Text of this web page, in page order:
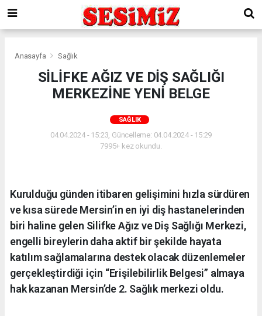
Anasayfa Sağlık
SİLİFKE AĞIZ VE DİŞ SAĞLIĞI
MERKEZİNE YENİ BELGE
SAĞLIK
04.04.2024 - 15:23, Güncelleme: 04.04.2024 - 15:29
7995+ kez okundu.
Kurulduğu günden itibaren gelişimini hızla sürdüren
ve kısa sürede Mersin’in en iyi diş hastanelerinden
biri haline gelen Silifke Ağız ve Diş Sağlığı Merkezi,
engelli bireylerin daha aktif bir şekilde hayata
katılım sağlamalarına destek olacak düzenlemeler
gerçekleştirdiği için “Erişilebilirlik Belgesi” almaya
hak kazanan Mersin’de 2. Sağlık merkezi oldu.